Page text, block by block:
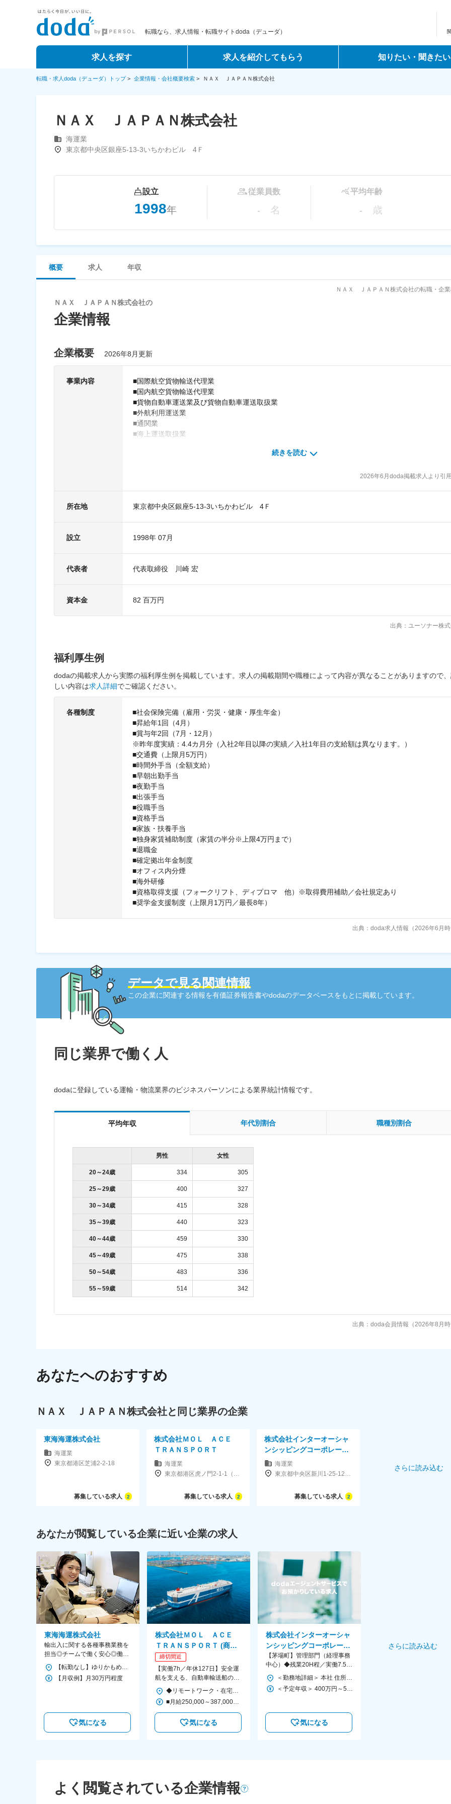
転職なら、求人情報・転職サイトdoda（デューダ）
求人を探す 求人を紹介してもらう 知りたい・聞きたい
転職・求人doda（デューダ）トップ> 企業情報・会社概要検索 > ＮＡＸ ＪＡＰＡＮ株式会社
ＮＡＸ ＪＡＰＡＮ株式会社
海運業
東京都中央区銀座5-13-3いちかわビル 4Ｆ
設立
1998年
従業員数
- 名
平均年齢
- 歳
概要 求人 年収
ＮＡＸ ＪＡＰＡＮ株式会社の転職・企
ＮＡＸ ＪＡＰＡＮ株式会社の
企業情報
企業概要 2026年8月更新
事業内容
■国際航空貨物輸送代理業
■国内航空貨物輸送代理業
■貨物自動車運送業及び貨物自動車運送取扱業
■外航利用運送業
■通関業
■海上運送取扱業
株式会社ナカムラロジスティクス
続きを読む
2026年6月doda掲載求人より引
所在地 東京都中央区銀座5-13-3いちかわビル 4Ｆ
設立 1998年 07月
代表者 代表取締役 川崎 宏
資本金 82 百万円
出典：ユーソナー株
福利厚生例
dodaの掲載求人から実際の福利厚生例を掲載しています。求人の掲載期間や職種によって内容が異なることがありますので
しい内容は求人詳細でご確認ください。
各種制度
■社会保険完備（雇用・労災・健康・厚生年金）
■昇給年1回（4月）
■賞与年2回（7月・12月）
※昨年度実績：4.4カ月分（入社2年目以降の実績／入社1年目の支給額は異なります。）
■交通費（上限月5万円）
■時間外手当（全額支給）
■早朝出勤手当
■夜勤手当
■出張手当
■役職手当
■資格手当
■家族・扶養手当
■独身家賃補助制度（家賃の半分※上限4万円まで）
■退職金
■確定拠出年金制度
■オフィス内分煙
■海外研修
■資格取得支援（フォークリフト、ディプロマ 他）※取得費用補助／会社規定あり
■奨学金支援制度（上限月1万円／最長8年）
出典：doda求人情報（2026年6月
データで見る関連情報
この企業に関連する情報を有価証券報告書やdodaのデータベースをもとに掲載しています。
同じ業界で働く人
dodaに登録している運輸・物流業界のビジネスパーソンによる業界統計情報です。
平均年収 年代別割合 職種別割合
男性 女性
20～24歳 334 305
25～29歳 400 327
30～34歳 415 328
35～39歳 440 323
40～44歳 459 330
45～49歳 475 338
50～54歳 483 336
55～59歳 514 342
出典：doda会員情報（2026年8月
あなたへのおすすめ
ＮＡＸ ＪＡＰＡＮ株式会社と同じ業界の企業
東海海運株式会社
海運業
東京都港区芝浦2-2-18
募集している求人 2
株式会社ＭＯＬ ＡＣＥ
ＴＲＡＮＳＰＯＲＴ
海運業
東京都港区虎ノ門2-1-1（株）商船三井ビル内
募集している求人 2
株式会社インターオーシャ
ンシッピングコーポレーシ
ョン海運業
東京都中央区新川1-25-12ルーシッドスクエア新川2F
募集している求人 2
さらに読み込む
あなたが閲覧している企業に近い企業の求人
東海海運株式会社
輸出入に関する各種事務業務を
担当◎チームで働く安心◎働き
ながら通関士資格取得も可！
【転勤なし】ゆりかもめ「テレコムセンター」駅より徒歩10分 ※車通勤OK ＜TACS＞東京都江東区青海4-4-18
【月収例】月30万円程度
気になる
株式会社ＭＯＬ ＡＣＥ
ＴＲＡＮＳＰＯＲＴ (商船
三井グループ)
締切間近
【実働7h／年休127日】安全運
航を支える、自動車輸送船の運
航担当業務
◆リモートワーク・在宅勤務OK 【本社】 東京都港区虎ノ門2-1-1 〈アクセス〉 ・東京メトロ銀座線「虎ノ門駅」より徒歩2分 ・日比谷線「虎ノ門ヒルズ駅」より徒歩6分 ・地下鉄南北線 「溜池山王駅」より徒歩10分 ・丸の内・千代田線 「霞ケ関駅」より徒歩10分 ＜以下のような方を歓迎します＞ ・異動に伴う転勤・海外駐在の可能性がありますので、 「新しいことに挑戦したい」「専門性を高めたい」といった向上心をお持ちの方のご応募をお待ちしています。
■月給250,000～387,000円+賞与年2回+各種手当 ※経験・スキル等を踏まえ、当社規定に基づき決定
気になる
株式会社インターオーシャ
ンシッピングコーポレーシ
ョン
【茅場町】管理部門（経理事務
中心）◆残業20H程／実働7.5H
／年休125日／中古車輸送のパ
イオニア
＜勤務地詳細＞ 本社 住所：東京都中央区新川1-25-12 ルーシッドスクエア新川2F 受動喫煙対策：屋内全面禁煙 変更の範囲：無
＜予定年収＞ 400万円～520万円 ＜賃金形態＞ 月給制 ＜賃金内訳＞ 月額（基本給）：250,000円～320,000円 ＜月給＞ 250,000円～320,000円 ＜昇給有無＞ 有 ＜残業手当＞ 有 ＜給与補足＞ ■昇給：年1回（4月） 賃金はあくまでも目安の金額であり、選考を通じて上下する可能性があります。 月給(月額)は固定手当を含めた表記です。
気になる
さらに読み込む
よく閲覧されている企業情報